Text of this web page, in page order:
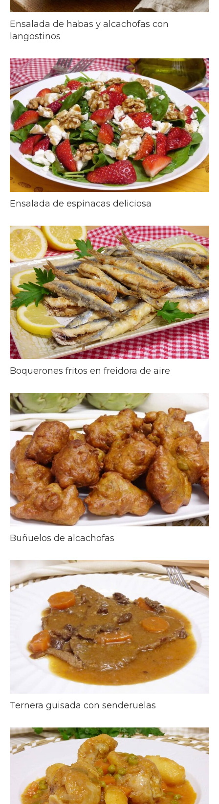
Ensalada de habas y alcachofas con
langostinos
Ensalada de espinacas deliciosa
Boquerones fritos en freidora de aire
Buñuelos de alcachofas
Ternera guisada con senderuelas